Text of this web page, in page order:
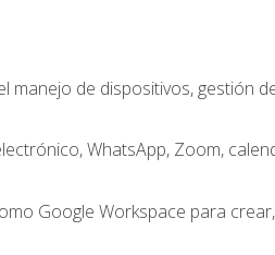
de dispositivos, gestión
WhatsApp, Zoom,
Google Workspace para